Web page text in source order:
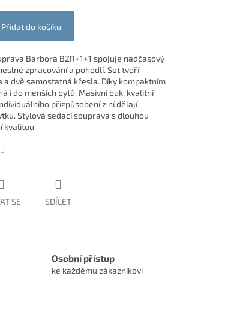
Přidat do košíku
Barbora B2R+1+1 spojuje nadčasový
zpracování a pohodlí. Set tvoří
a dvě samostatná křesla. Díky kompaktním
i do menších bytů. Masivní buk, kvalitní
přizpůsobení z ní dělají
Stylová sedací souprava s dlouhou
kvalitou.
SE SDÍLET
Osobní přístup
ke každému zákazníkovi